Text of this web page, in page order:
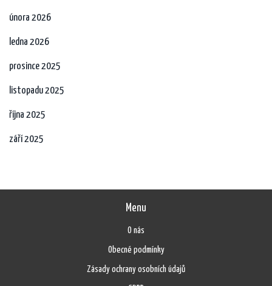
února 2026
ledna 2026
prosince 2025
listopadu 2025
října 2025
září 2025
Menu
O nás
Obecné podmínky
Zásady ochrany osobních údajů